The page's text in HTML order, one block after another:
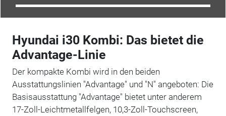
Hyundai i30 Kombi: Das bietet die
Advantage-Linie
Der kompakte Kombi wird in den beiden
Ausstattungslinien "Advantage" und "N" angeboten: Die
Basisausstattung "Advantage" bietet unter anderem
17-Zoll-Leichtmetallfelgen, 10,3-Zoll-Touchscreen,